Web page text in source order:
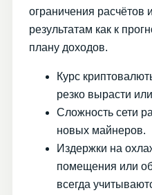
ограничения расчётов
результатам как к
плану доходов.
Курс
резко вырасти
Сложность сети
новых майнеров.
Издержки на
помещения или
всегда